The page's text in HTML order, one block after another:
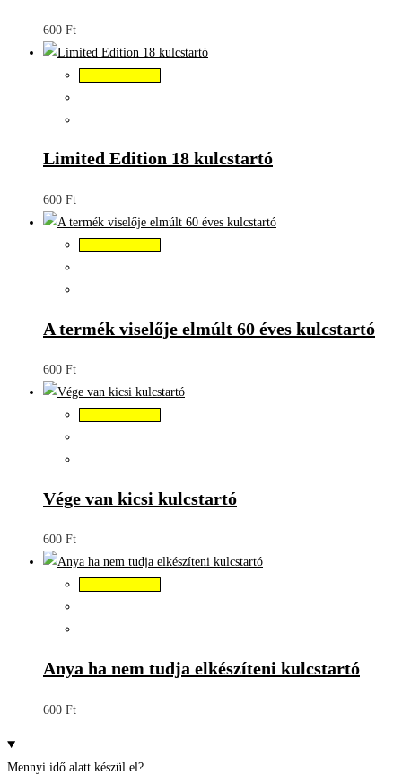
600 Ft
Limited Edition 18 kulcstartó
600 Ft
A termék viselője elmúlt 60 éves kulcstartó
600 Ft
Vége van kicsi kulcstartó
600 Ft
Anya ha nem tudja elkészíteni kulcstartó
600 Ft
Mennyi idő alatt készül el?